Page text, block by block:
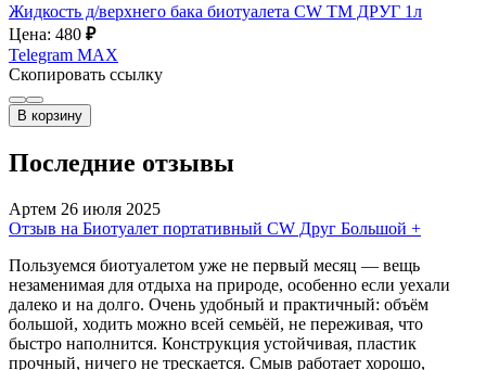
Жидкость д/верхнего бака биотуалета CW ТМ ДРУГ 1л
Цена: 480 ₽
Telegram MAX
Скопировать ссылку
В корзину
Последние отзывы
Артем 26 июля 2025
Отзыв на Биотуалет портативный CW Друг Большой +
Пользуемся биотуалетом уже не первый месяц — вещь
незаменимая для отдыха на природе, особенно если уехали
далеко и на долго. Очень удобный и практичный: объём
большой, ходить можно всей семьёй, не переживая, что
быстро наполнится. Конструкция устойчивая, пластик
прочный, ничего не трескается. Смыв работает хорошо,